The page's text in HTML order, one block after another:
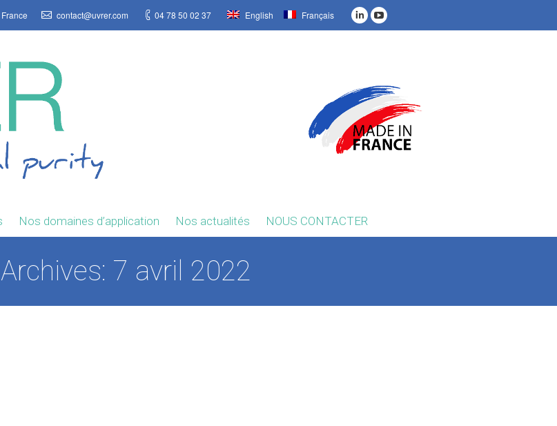
contact@uvrer.com 04 78 50 02 37 English Français
Nos domaines d’application Nos actualités NOUS CONTACTER
7 avril 2022